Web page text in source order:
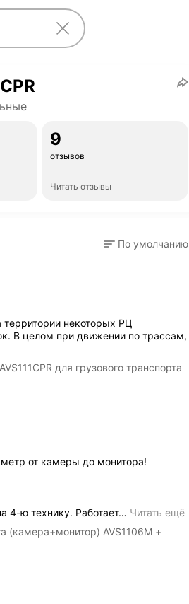
9
отзывов
Читать отзывы
По умолчанию
территории некоторых РЦ
В целом при движении по трассам,
для грузового транспорта
метр от камеры до монитора!
4-ю технику. Работает… Читать ещё
(камера+монитор) AVS1106M +